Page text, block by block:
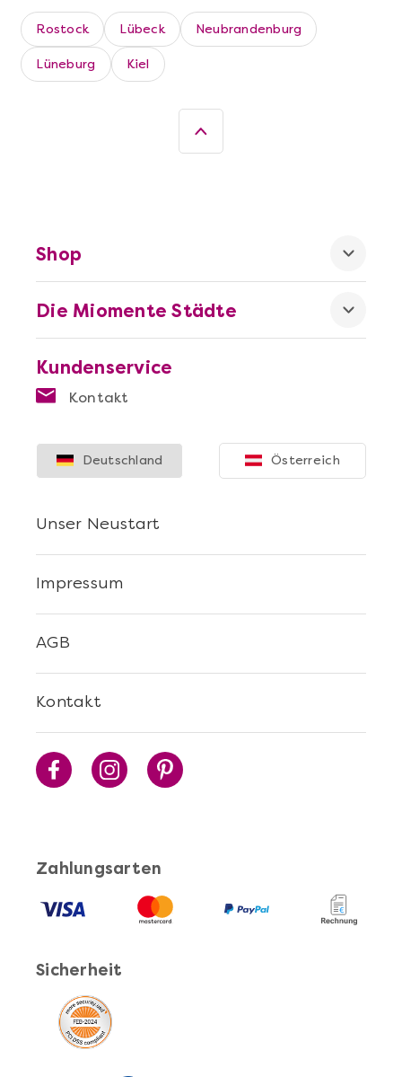
Die beste Pizza@Home
Sushi Selber Machen - DIY-Set
Cocktails Selber Machen - DIY-Set
Rostock Lübeck Neubrandenburg
Lüneburg Kiel
Kundenservice
Kontakt
Die Miomente Städte
Shop
Zahlungsarten
Sicherheit
Kontakt
AGB
Impressum
Unser Neustart
Deutschland Österreich